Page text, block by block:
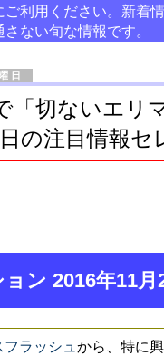
ご利用ください。新着
ない旬な情報です。
日
「切ないエリ
の注目情報セ
ン 2016年11月
フラッシュから、特に